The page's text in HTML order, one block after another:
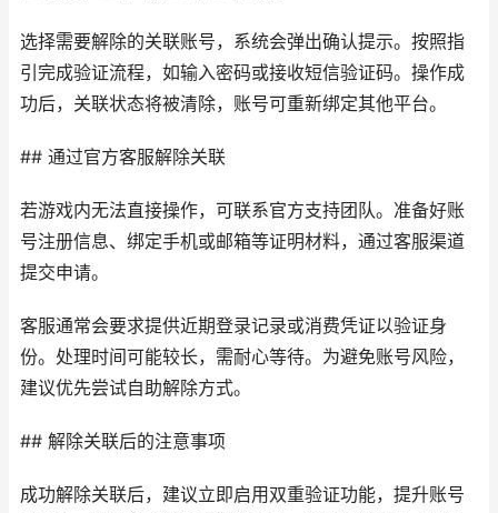
选择需要解除的关联账号，系统会弹出确认提示。按照指
引完成验证流程，如输入密码或接收短信验证码。操作成
功后，关联状态将被清除，账号可重新绑定其他平台。
## 通过官方客服解除关联
若游戏内无法直接操作，可联系官方支持团队。准备好账
号注册信息、绑定手机或邮箱等证明材料，通过客服渠道
提交申请。
客服通常会要求提供近期登录记录或消费凭证以验证身
份。处理时间可能较长，需耐心等待。为避免账号风险，
建议优先尝试自助解除方式。
## 解除关联后的注意事项
成功解除关联后，建议立即启用双重验证功能，提升账号